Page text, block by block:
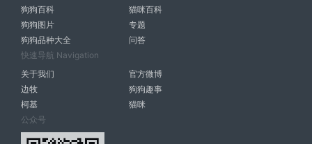
狗狗百科
猫咪百科
狗狗图片
专题
狗狗品种大全
问答
快速导航 Navigation
关于我们
官方微博
边牧
狗狗趣事
柯基
猫咪
公众号